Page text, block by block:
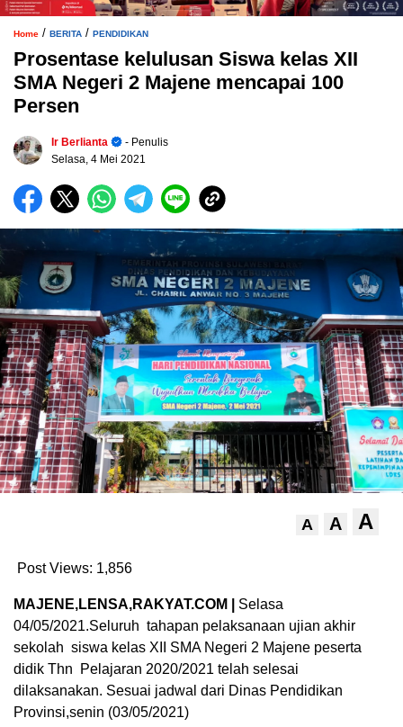
Home / BERITA / PENDIDIKAN
Prosentase kelulusan Siswa kelas XII
SMA Negeri 2 Majene mencapai 100
Persen
Ir Berlianta
- Penulis
Selasa, 4 Mei 2021
A A A
Post Views: 1,856
MAJENE,LENSA,RAKYAT.COM | Selasa
04/05/2021.Seluruh tahapan pelaksanaan ujian akhir
sekolah siswa kelas XII SMA Negeri 2 Majene peserta
didik Thn Pelajaran 2020/2021 telah selesai
dilaksanakan. Sesuai jadwal dari Dinas Pendidikan
Provinsi,senin (03/05/2021)